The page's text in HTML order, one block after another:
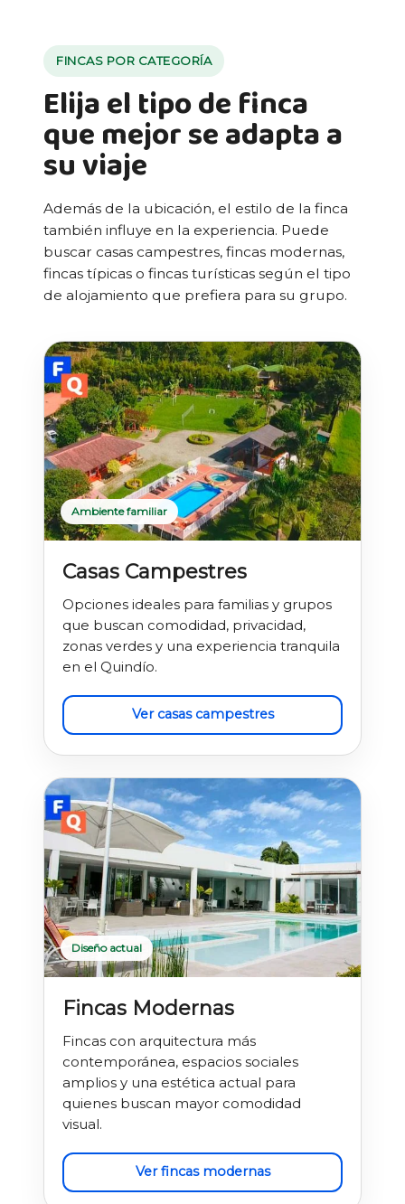
FINCAS POR CATEGORÍA
Elija el tipo de finca
que mejor se adapta a
su viaje
Además de la ubicación, el estilo de la finca
también influye en la experiencia. Puede
buscar casas campestres, fincas modernas,
fincas típicas o fincas turísticas según el tipo
de alojamiento que prefiera para su grupo.
Ambiente familiar
Casas Campestres
Opciones ideales para familias y grupos
que buscan comodidad, privacidad,
zonas verdes y una experiencia tranquila
en el Quindío.
Ver casas campestres
Diseño actual
Fincas Modernas
Fincas con arquitectura más
contemporánea, espacios sociales
amplios y una estética actual para
quienes buscan mayor comodidad
visual.
Ver fincas modernas